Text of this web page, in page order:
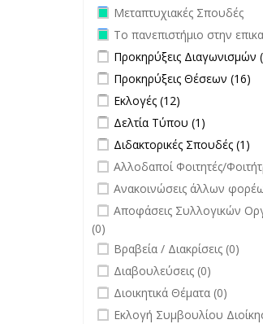
Remove Μεταπτυχιακές
filter
Μεταπτυχιακές Σπουδές
Remove Το πανεπιστήμιο
επικαιρότητα filter
Το πανεπιστήμιο στην
Apply Προκηρύξεις
filter
Προκηρύξεις Διαγωνισμών
Apply Προκηρύξεις Θέσεων
Προκηρύξεις Θέσεων (16)
Apply Εκλογές filter
Εκλογές (12)
Apply Δελτία Τύπου filter
Δελτία Τύπου (1)
Apply Διδακτορικές
Διδακτορικές Σπουδές (1)
undefined
Αλλοδαποί Φοιτητές/
undefined
Ανακοινώσεις άλλων
undefined
Αποφάσεις Συλλογικών
(0)
undefined
Βραβεία / Διακρίσεις (0)
undefined
Διαβουλεύσεις (0)
undefined
Διοικητικά Θέματα (0)
undefined
Εκλογή Συμβουλίου